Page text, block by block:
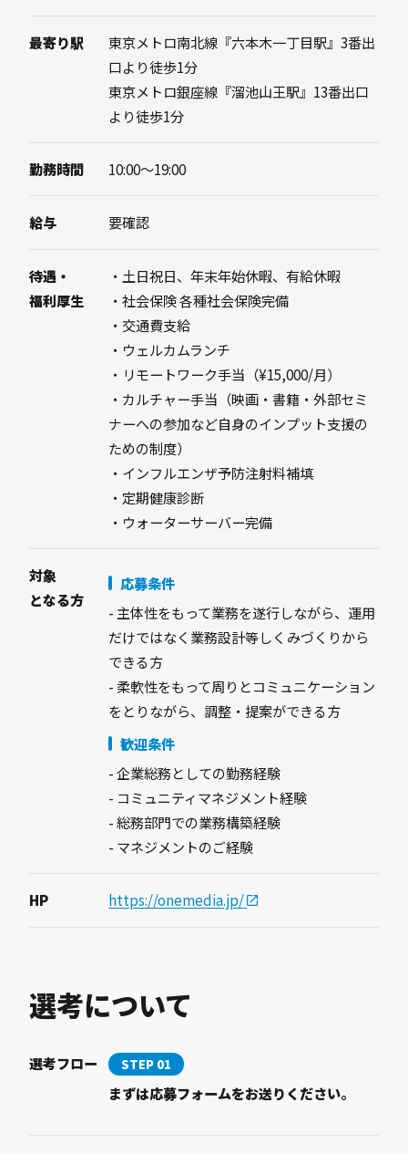
最寄り駅
東京メトロ南北線『六本木一丁目駅』3番出
口より徒歩1分
東京メトロ銀座線『溜池山王駅』13番出口
より徒歩1分
勤務時間 10:00〜19:00
給与 要確認
待遇・
福利厚生
・土日祝日、年末年始休暇、有給休暇
・社会保険 各種社会保険完備
・交通費支給
・ウェルカムランチ
・リモートワーク手当（¥15,000/月）
・カルチャー手当（映画・書籍・外部セミ
ナーへの参加など自身のインプット支援の
ための制度）
・インフルエンザ予防注射料補填
・定期健康診断
・ウォーターサーバー完備
対象
となる方
応募条件
- 主体性をもって業務を遂行しながら、運用
だけではなく業務設計等しくみづくりから
できる方
- 柔軟性をもって周りとコミュニケーション
をとりながら、調整・提案ができる方
歓迎条件
- 企業総務としての勤務経験
- コミュニティマネジメント経験
- 総務部門での業務構築経験
- マネジメントのご経験
HP https://onemedia.jp/
選考について
選考フロー STEP 01
まずは応募フォームをお送りください。